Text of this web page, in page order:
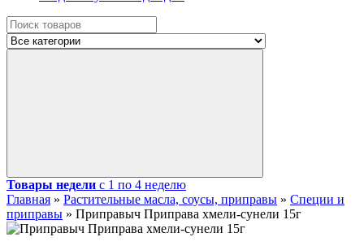
Товары недели с 1 по 4 неделю
Главная » Растительные масла, соусы, приправы » Специи и
приправы » Приправыч Приправа хмели-сунели 15г